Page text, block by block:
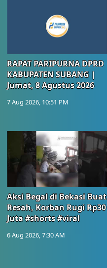
RAPAT PARIPURNA DPRD
KABUPATEN SUBANG |
Jumat, 8 Agustus 2026
7 Aug 2026, 10:51 PM
Aksi Begal di Bekasi Buat
Resah, Korban Rugi Rp30
Juta #shorts #viral
6 Aug 2026, 7:30 AM